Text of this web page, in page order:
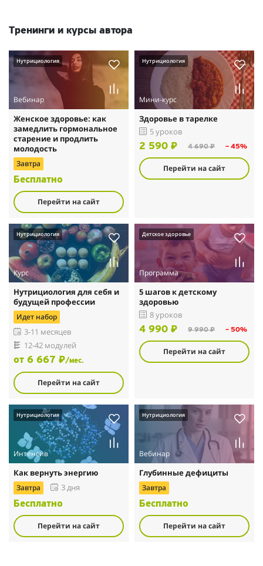
Тренинги и курсы автора
Нутрициология
Вебинар
Женское здоровье: как
замедлить гормональное
старение и продлить
молодость
Завтра
Бесплатно
Перейти на сайт
Нутрициология
Мини-курс
Здоровье в тарелке
5 уроков
2 590 ₽ 4 690 ₽ – 45%
Перейти на сайт
Нутрициология
Курс
Нутрициология для себя и
будущей профессии
Идет набор
3-11 месяцев
12-42 модулей
от 6 667 ₽/мес.
Перейти на сайт
Детское здоровье
Программа
5 шагов к детскому
здоровью
8 уроков
4 990 ₽ 9 990 ₽ – 50%
Перейти на сайт
Нутрициология
Интенсив
Как вернуть энергию
Завтра 3 дня
Бесплатно
Перейти на сайт
Нутрициология
Вебинар
Глубинные дефициты
Завтра
Бесплатно
Перейти на сайт